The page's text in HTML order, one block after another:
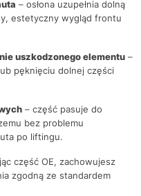
– osłona uzupełnia dolną
estetyczny wygląd frontu
uszkodzonego elementu–
pęknięciu dolnej części
– część pasuje do
bez problemu
po liftingu.
część OE, zachowujesz
zgodną ze standardem